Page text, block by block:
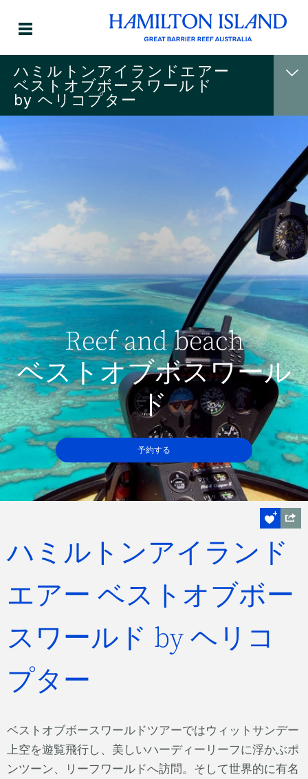
ハミルトンアイランドエアー
ベストオブボースワールド
by ヘリコプター
Reef and beach
ベストオブボスワール
ド
予約する
ハミルトンアイランド
エアー ベストオブボー
スワールド by ヘリコ
プター
ベストオブボースワールドツアーではウィットサンデー
上空を遊覧飛行し、美しいハーディーリーフに浮かぶポ
ンツーン、リーフワールドへ訪問。そして世界的に有名